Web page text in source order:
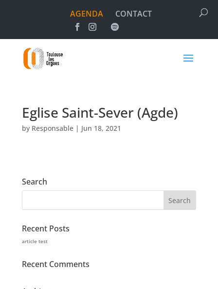
AGENDA CONTACT
Eglise Saint-Sever (Agde)
by Responsable| Jun 18, 2021
Search
Recent Posts
article test
Recent Comments